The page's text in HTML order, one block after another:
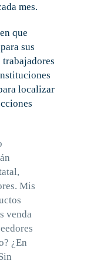
mes.
que
sus
localizar
Mis
venda
¿En